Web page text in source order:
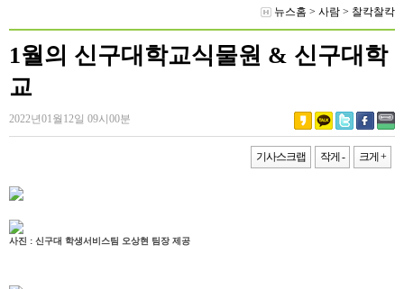
뉴스홈 > 사람 > 찰칵찰칵
1월의 신구대학교식물원 & 신구대학
교
2022년01월12일 09시00분
기사스크랩 작게 - 크게 +
사진 : 신구대 학생서비스팀 오상현 팀장 제공